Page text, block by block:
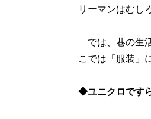
リーマンはむし
では、巷の生
こでは「服装」
◆ユニクロです